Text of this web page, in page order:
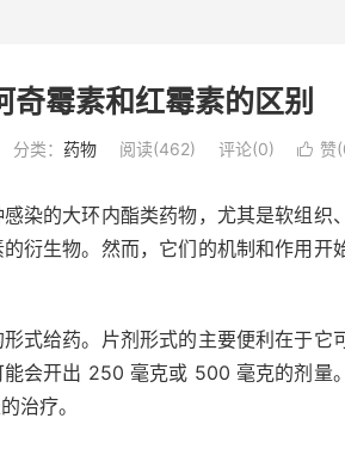
奇霉素和红霉素的区别
分类： 药物 阅读(462) 评论(0)  赞(
染的大环内酯类药物，尤其是软组织
衍生物。然而，它们的机制和作用开
式给药。片剂形式的主要便利在于它
会开出 250 毫克或 500 毫克的剂量
治疗。